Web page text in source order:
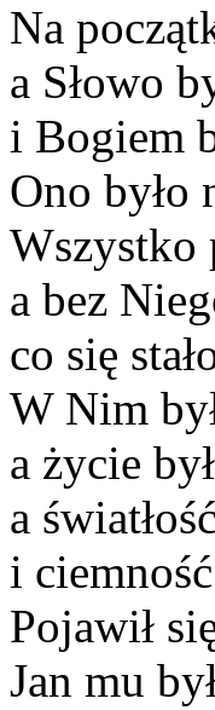
Na
a Słowo
i Bogiem
Ono było
Wszystko
a bez
co się
W Nim
a życie
a
i
Pojawił
Jan mu